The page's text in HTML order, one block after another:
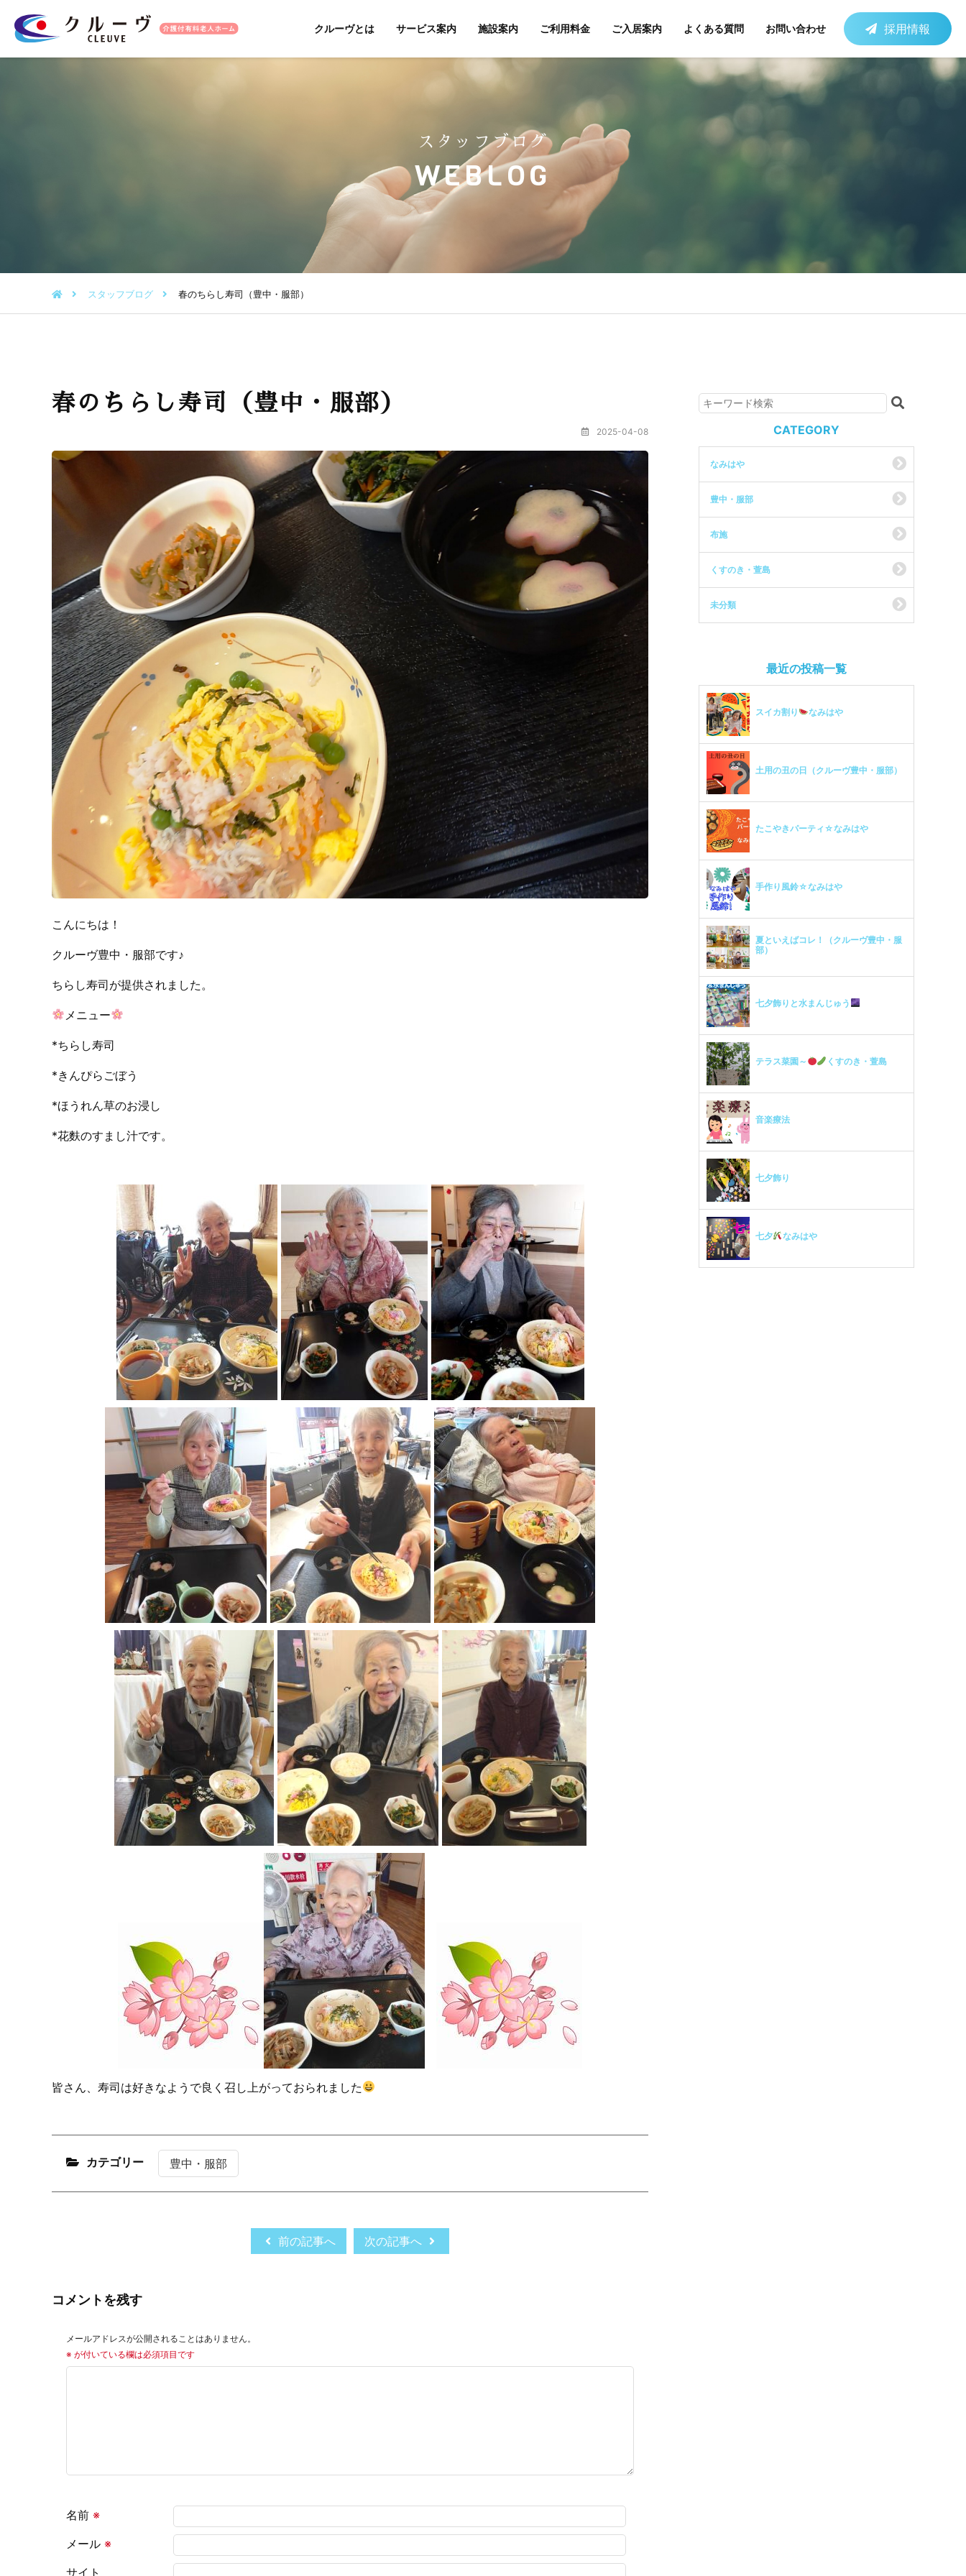
クルーヴとは サービス案内 施設案内 ご利用料金 ご入居案内 よくある質問 お問い合わせ 採用情報
スタッフブログ
WEBLOG
スタッフブログ 春のちらし寿司（豊中・服部）
春のちらし寿司（豊中・服部）
2025-04-08
こんにちは！
クルーヴ豊中・服部です♪
ちらし寿司が提供されました。
メニュー
*ちらし寿司
*きんぴらごぼう
*ほうれん草のお浸し
*花麩のすまし汁です。
皆さん、寿司は好きなようで良く召し上がっておられました
カテゴリー 豊中・服部
前の記事へ 次の記事へ
コメントを残す
メールアドレスが公開されることはありません。
※ が付いている欄は必須項目です
名前 ※
メール ※
サイト
CATEGORY
なみはや
豊中・服部
布施
くすのき・萱島
未分類
最近の投稿一覧
スイカ割り なみはや
土用の丑の日（クルーヴ豊中・服部）
たこやきパーティ☆なみはや
手作り風鈴☆なみはや
夏といえばコレ！（クルーヴ豊中・服
部）
七夕飾りと水まんじゅう
テラス菜園～ くすのき・萱島
音楽療法
七夕飾り
七夕 なみはや